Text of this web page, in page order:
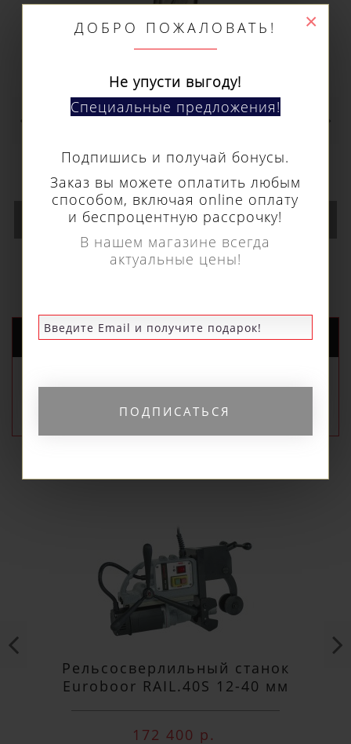
Не упусти выгоду!
Подпишись и получай бонусы.
способом, включая online оплату
и беспроцентную рассрочку!
В нашем магазине всегда
актуальные цены!
15 460 р.
В КОРЗИНУ
НОВЫЕ ПОСТУПЛЕНИЯ
ПОПУЛЯРНЫЕ
Рельсосверлильный станок
Euroboor RAIL.40S 12-40 мм
172 400 р.